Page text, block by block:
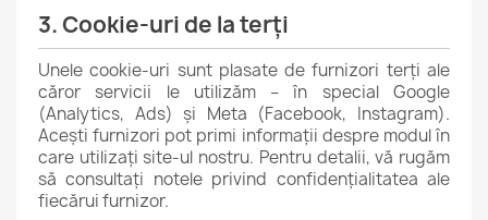
3. Cookie-uri de la terți
Unele cookie-uri sunt plasate de furnizori terți ale
căror servicii le utilizăm – în special Google
(Analytics, Ads) și Meta (Facebook, Instagram).
Acești furnizori pot primi informații despre modul în
care utilizați site-ul nostru. Pentru detalii, vă rugăm
să consultați notele privind confidențialitatea ale
fiecărui furnizor.